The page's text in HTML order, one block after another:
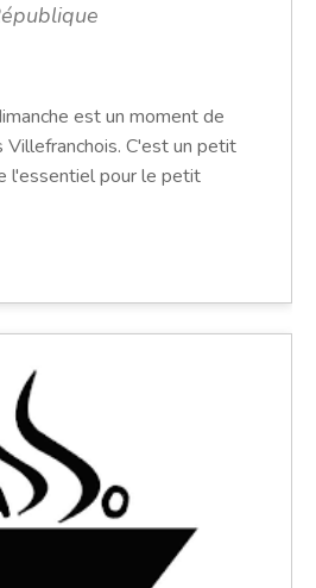
est un moment de
Villefranchois. C'est un petit
l'essentiel pour le petit